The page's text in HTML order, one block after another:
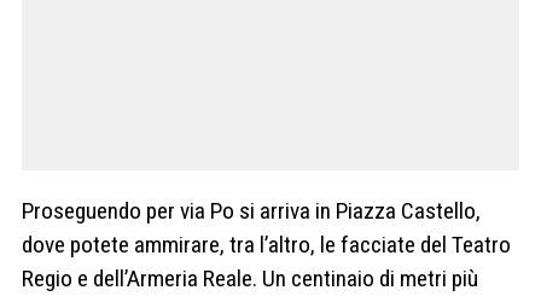
Proseguendo per via Po si arriva in Piazza Castello,
dove potete ammirare, tra l’altro, le facciate del Teatro
Regio e dell’Armeria Reale. Un centinaio di metri più